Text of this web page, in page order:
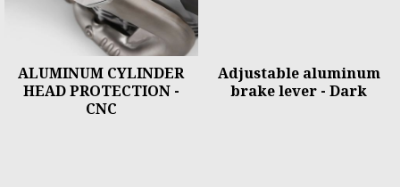
ALUMINUM CYLINDER
HEAD PROTECTION -
CNC
Adjustable aluminum
brake lever - Dark